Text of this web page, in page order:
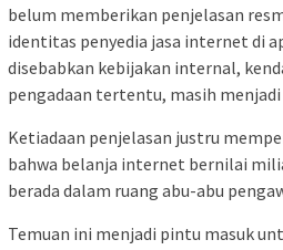
belum memberikan penjelasan
identitas penyedia jasa internet di
disebabkan kebijakan internal,
pengadaan tertentu, masih menjadi
Ketiadaan penjelasan justru
bahwa belanja internet bernilai
berada dalam ruang abu-abu
Temuan ini menjadi pintu masuk